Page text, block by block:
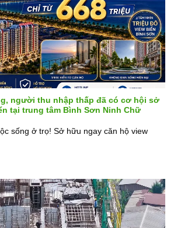
người thu nhập thấp đã có cơ hội sở
tại trung tâm Bình Sơn Ninh Chữ
sống ở trọ! Sở hữu ngay căn hộ view